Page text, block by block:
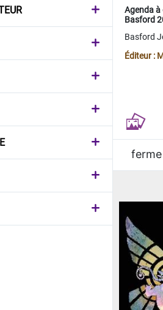
Agenda
Basford
Basford
Éditeur :
ferme